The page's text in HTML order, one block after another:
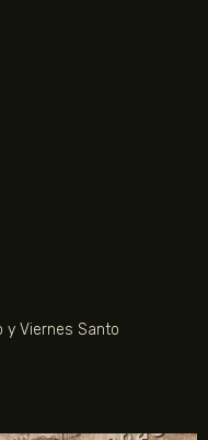
y Viernes Santo